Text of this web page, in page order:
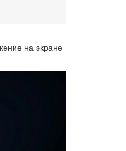
на экране